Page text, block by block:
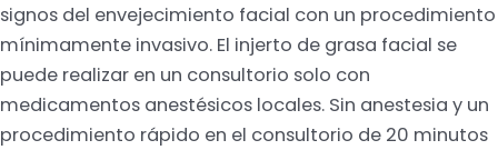
signos del envejecimiento facial con un procedimiento
mínimamente invasivo. El injerto de grasa facial se
puede realizar en un consultorio solo con
medicamentos anestésicos locales. Sin anestesia y un
procedimiento rápido en el consultorio de 20 minutos